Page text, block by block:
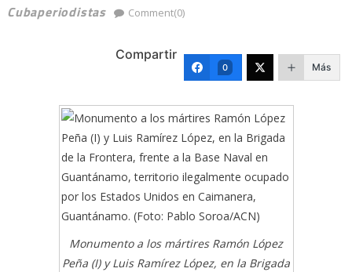
Cubaperiodistas
Comment(0)
Compartir
0 Más
Monumento a los mártires Ramón López
Peña (I) y Luis Ramírez López, en la Brigada